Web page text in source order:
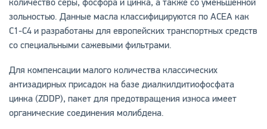
зольностью. Данные масла классифицируются по АСЕА как
С1-С4 и разработаны для европейских транспортных средств
со специальными сажевыми фильтрами.
Для компенсации малого количества классических
антизадирных присадок на базе диалкилдитиофосфата
цинка (ZDDP), пакет для предотвращения износа имеет
органические соединения молибдена.